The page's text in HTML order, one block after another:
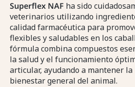
Superflex NAF ha sido
veterinarios utilizando
calidad farmacéutica para
flexibles y saludables en los
fórmula combina compuestos
la salud y el funcionamiento
articular, ayudando a mantener
bienestar general del animal.